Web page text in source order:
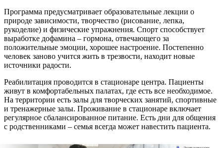
Программа предусматривает образовательные лекции о
природе зависимости, творчество (рисование, лепка,
рукоделие) и физические упражнения. Спорт способствует
выработке дофамина – гормона, отвечающего за
положительные эмоции, хорошее настроение. Постепенно
человек заново учится жить в трезвости, находит новые
источники радости.
Реабилитация проводится в стационаре центра. Пациенты
живут в комфортабельных палатах, где есть все необходимое.
На территории есть залы для творческих занятий, спортивные
и тренажерные залы. Проживание в стационаре включает
регулярное сбалансированное питание. Есть дни для общения
с родственниками – семья всегда может навестить пациента.